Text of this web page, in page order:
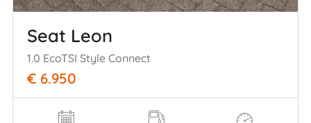
Seat Leon
1.0 EcoTSI Style Connect
€ 6.950